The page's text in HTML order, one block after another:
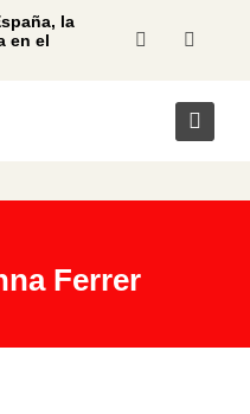
la
en el
Ferrer